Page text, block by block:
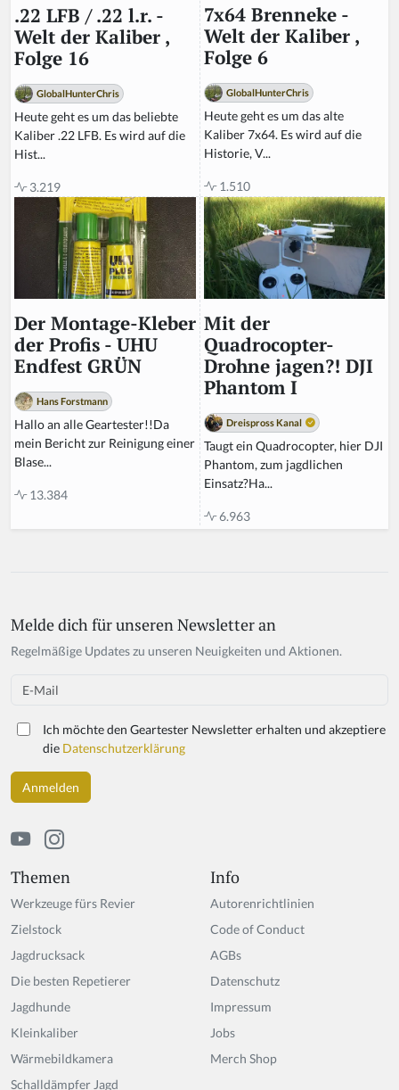
r
e
t
hi
s
fi
el
d
.22 LFB / .22 l.r. -
Welt der Kaliber ,
Folge 16
GlobalHunterChris
Heute geht es um das beliebte
Kaliber .22 LFB. Es wird auf die
Hist...
3.219
7x64 Brenneke -
Welt der Kaliber ,
Folge 6
GlobalHunterChris
Heute geht es um das alte
Kaliber 7x64. Es wird auf die
Historie, V...
1.510
Der Montage-Kleber
der Profis - UHU
Endfest GRÜN
Hans Forstmann
Hallo an alle Geartester!!Da
mein Bericht zur Reinigung einer
Blase...
13.384
Mit der
Quadrocopter-
Drohne jagen?! DJI
Phantom I
Dreispross Kanal
Taugt ein Quadrocopter, hier DJI
Phantom, zum jagdlichen
Einsatz?Ha...
6.963
Themen
Werkzeuge fürs Revier
Zielstock
Jagdrucksack
Die besten Repetierer
Jagdhunde
Kleinkaliber
Wärmebildkamera
Schalldämpfer Jagd
Info
Autorenrichtlinien
Code of Conduct
AGBs
Datenschutz
Impressum
Jobs
Merch Shop
Melde dich für unseren Newsletter an
Regelmäßige Updates zu unseren Neuigkeiten und Aktionen.
Email
Ich möchte den Geartester Newsletter erhalten und akzeptiere
die Datenschutzerklärung